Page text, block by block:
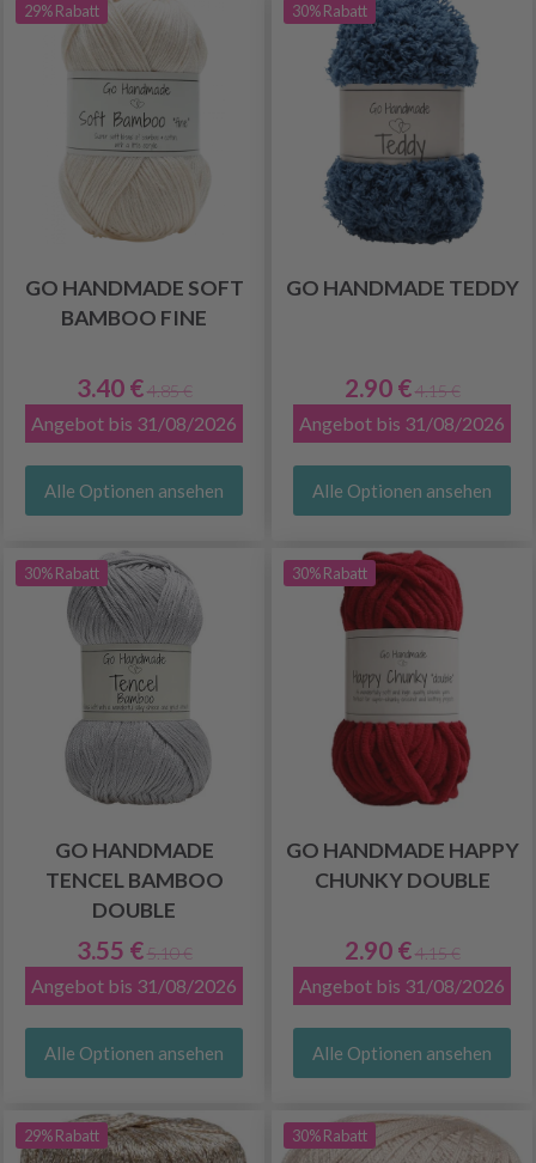
29% Rabatt
GO HANDMADE SOFT
BAMBOO FINE
3.40 € 4.85 €
Angebot bis 31/08/2026
Alle Optionen ansehen
30% Rabatt
GO HANDMADE TEDDY
2.90 € 4.15 €
Angebot bis 31/08/2026
Alle Optionen ansehen
30% Rabatt
GO HANDMADE
TENCEL BAMBOO
DOUBLE
3.55 € 5.10 €
Angebot bis 31/08/2026
Alle Optionen ansehen
30% Rabatt
GO HANDMADE HAPPY
CHUNKY DOUBLE
2.90 € 4.15 €
Angebot bis 31/08/2026
Alle Optionen ansehen
29% Rabatt 30% Rabatt